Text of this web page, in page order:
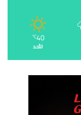
40
℃
الأحد